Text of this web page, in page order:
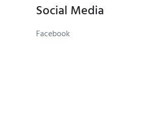
Social Media
Facebook